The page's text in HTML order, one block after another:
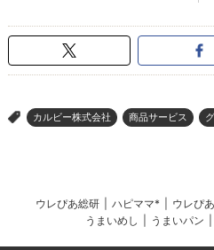
> カルビー株式会社 商品サービス
ウレぴあ総研 ハピママ* ウレぴ
うまいめし
うまいパン